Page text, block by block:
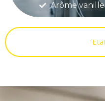
Arôme vanille